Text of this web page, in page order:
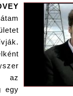
az
egy